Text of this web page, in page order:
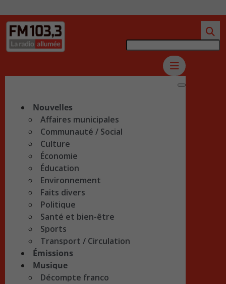
Nouvelles
Affaires municipales
Communauté / Social
Culture
Économie
Éducation
Environnement
Faits divers
Politique
Santé et bien-être
Sports
Transport / Circulation
Émissions
Musique
Décompte franco